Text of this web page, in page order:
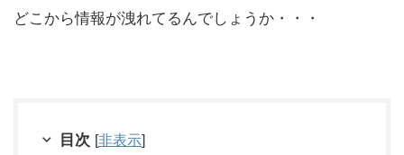
どこから情報が洩れてるんでしょうか・・・
目次 [非表示]